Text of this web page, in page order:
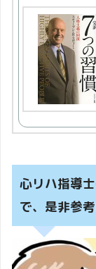
心リハ指導
で、是非参